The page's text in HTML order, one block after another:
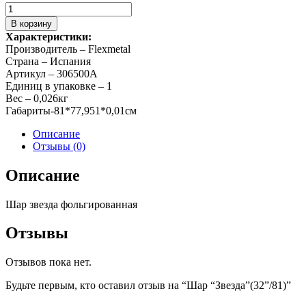
Количество
товара
Шар
"Звезда"
(32''/81)
В корзину
Характеристики:
Производитель – Flexmetal
Страна – Испания
Артикул – 306500A
Единиц в упаковке – 1
Вес – 0,026кг
Габариты-81*77,951*0,01см
Описание
Отзывы (0)
Описание
Шар звезда фольгированная
Отзывы
Отзывов пока нет.
Будьте первым, кто оставил отзыв на “Шар “Звезда”(32”/81)”